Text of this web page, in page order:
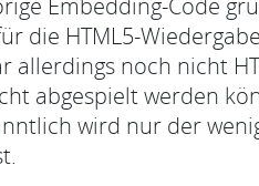
Embedding-Code
die HTML5-
allerdings noch nicht
abgespielt werden
wird nur der